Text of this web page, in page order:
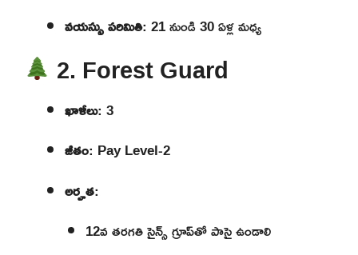
వయస్సు పరిమితి: 21 నుండి 30 ఏళ్ల మధ్య
2. Forest Guard
ఖాళీలు: 3
జీతం: Pay Level-2
అర్హత:
12వ తరగతి సైన్స్ గ్రూప్‌తో పాసై ఉండాలి